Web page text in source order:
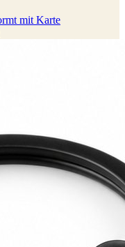
mit Karte